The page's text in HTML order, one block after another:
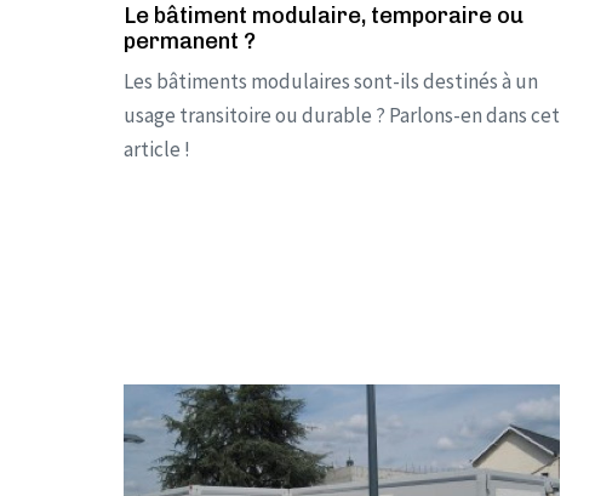
Le bâtiment modulaire, temporaire ou
permanent ?
Les bâtiments modulaires sont-ils destinés à un
usage transitoire ou durable ? Parlons-en dans cet
article !